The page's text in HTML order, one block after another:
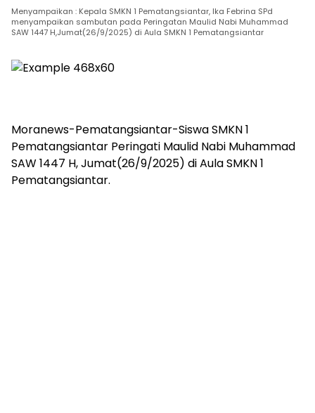
Menyampaikan : Kepala SMKN 1 Pematangsiantar, Ika Febrina SPd
menyampaikan sambutan pada Peringatan Maulid Nabi Muhammad
SAW 1447 H,Jumat(26/9/2025) di Aula SMKN 1 Pematangsiantar
Moranews-Pematangsiantar-Siswa SMKN 1
Pematangsiantar Peringati Maulid Nabi Muhammad
SAW 1447 H, Jumat(26/9/2025) di Aula SMKN 1
Pematangsiantar.